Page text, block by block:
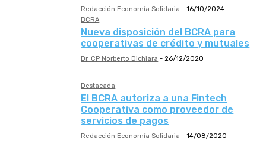
Redacción Economía Solidaria - 16/10/2024
BCRA
Nueva disposición del BCRA para
cooperativas de crédito y mutuales
Dr. CP Norberto Dichiara - 26/12/2020
Destacada
El BCRA autoriza a una Fintech
Cooperativa como proveedor de
servicios de pagos
Redacción Economía Solidaria - 14/08/2020